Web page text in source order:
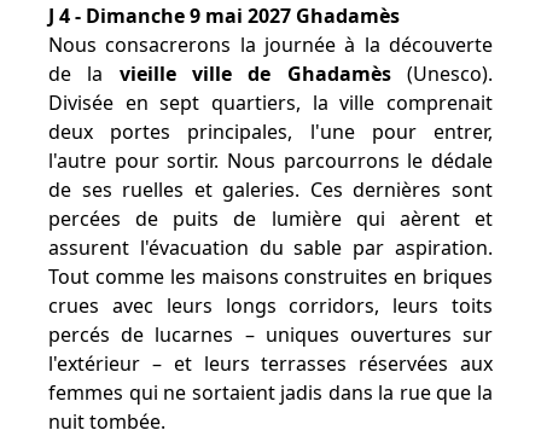
J 4 - Dimanche 9 mai 2027 Ghadamès
Nous consacrerons la journée à la découverte
de la vieille ville de Ghadamès(Unesco).
Divisée en sept quartiers, la ville comprenait
deux portes principales, l'une pour entrer,
l'autre pour sortir. Nous parcourrons le dédale
de ses ruelles et galeries. Ces dernières sont
percées de puits de lumière qui aèrent et
assurent l'évacuation du sable par aspiration.
Tout comme les maisons construites en briques
crues avec leurs longs corridors, leurs toits
percés de lucarnes – uniques ouvertures sur
l'extérieur – et leurs terrasses réservées aux
femmes qui ne sortaient jadis dans la rue que la
nuit tombée.